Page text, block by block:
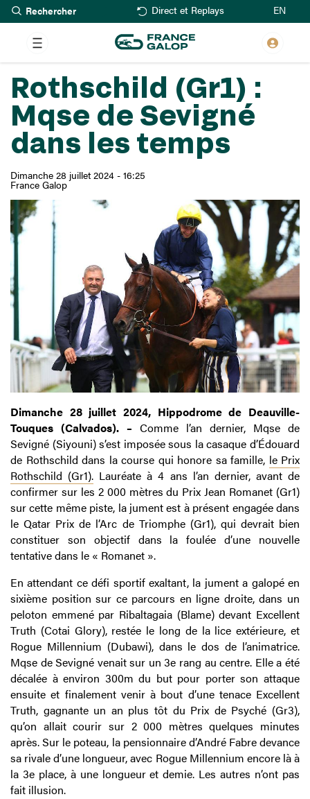
Aller
au
contenu
principal
Rechercher Direct et Replays EN
Rothschild (Gr1) :
Mqse de Sevigné
dans les temps
Dimanche 28 juillet 2024 - 16:25
France Galop
Dimanche 28 juillet 2024, Hippodrome de Deauville-
Touques (Calvados). – Comme l’an dernier, Mqse de
Sevigné (Siyouni) s’est imposée sous la casaque d’Édouard
de Rothschild dans la course qui honore sa famille, le Prix
Rothschild (Gr1). Lauréate à 4 ans l’an dernier, avant de
confirmer sur les 2 000 mètres du Prix Jean Romanet (Gr1)
sur cette même piste, la jument est à présent engagée dans
le Qatar Prix de l’Arc de Triomphe (Gr1), qui devrait bien
constituer son objectif dans la foulée d’une nouvelle
tentative dans le « Romanet ».
En attendant ce défi sportif exaltant, la jument a galopé en
sixième position sur ce parcours en ligne droite, dans un
peloton emmené par Ribaltagaia (Blame) devant Excellent
Truth (Cotai Glory), restée le long de la lice extérieure, et
Rogue Millennium (Dubawi), dans le dos de l’animatrice.
Mqse de Sevigné venait sur un 3e rang au centre. Elle a été
décalée à environ 300m du but pour porter son attaque
ensuite et finalement venir à bout d’une tenace Excellent
Truth, gagnante un an plus tôt du Prix de Psyché (Gr3),
qu’on allait courir sur 2 000 mètres quelques minutes
après. Sur le poteau, la pensionnaire d’André Fabre devance
sa rivale d’une longueur, avec Rogue Millennium encore là à
la 3e place, à une longueur et demie. Les autres n’ont pas
fait illusion.